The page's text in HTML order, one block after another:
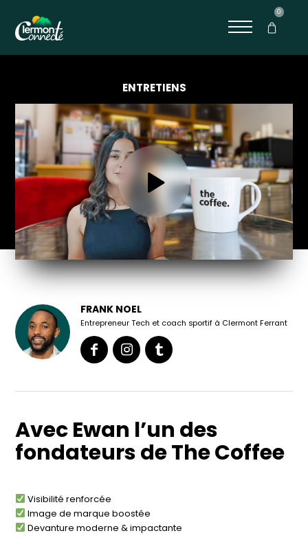
0
ENTRETIENS
FRANK NOEL
Entrepreneur Tech et coach sportif à Clermont Ferrant
Avec Ewan l’un des
fondateurs de The Coffee
Visibilité renforcée
Image de marque boostée
Devanture moderne & impactante